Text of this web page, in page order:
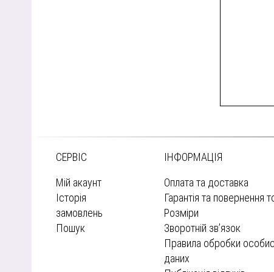
СЕРВІС
Мій акаунт
Історія
замовлень
Пошук
ІНФОРМАЦІЯ
Оплата та доставка
Гарантія та повернення
Розміри
Зворотній зв’язок
Правила обробки
даних